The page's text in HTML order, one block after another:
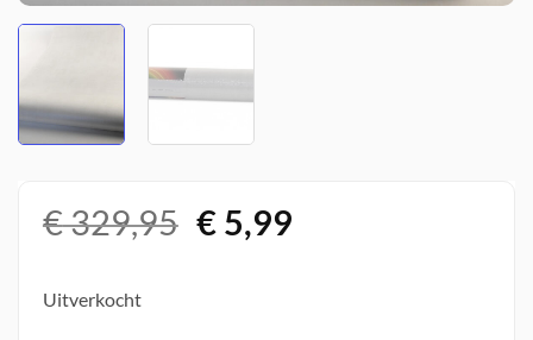
€329,95 Oorspronkelijke
€5,99Huidige
Uitverkocht